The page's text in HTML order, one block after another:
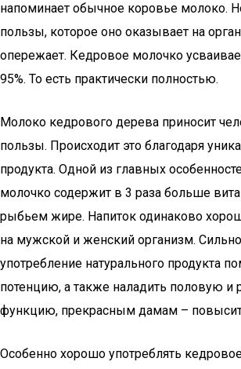
напоминает обычное коровье молоко.
пользы, которое оно оказывает на
опережает. Кедровое молочко
95%. То есть практически полностью.
Молоко кедрового дерева приносит
пользы. Происходит это благодаря
продукта. Одной из главных
молочко содержит в 3 раза больше
рыбьем жире. Напиток одинаково
на мужской и женский организм.
употребление натурального продукта
потенцию, а также наладить половую и
функцию, прекрасным дамам –
Особенно хорошо употреблять